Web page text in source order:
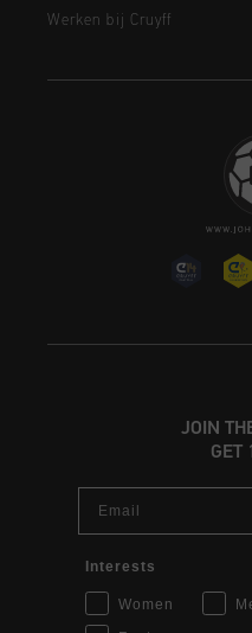
Werken bij Cruyff
JOIN
GET
Interests
Women